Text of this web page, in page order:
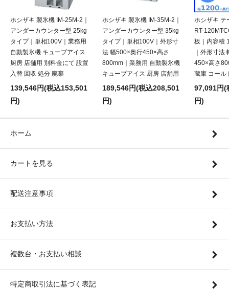
ホシザキ 製氷機 IM-25M-2｜
アンダーカウンター型 25kg
タイプ｜単相100V｜業務用
自動製氷機 キューブアイス
厨房 店舗用 別料金にて 設置
入替 回収 処分 廃棄
139,546円(税込153,501
円)
ホシザキ 製氷機 IM-35M-2｜
アンダーカウンター型 35kg
タイプ｜単相100V｜外形寸
法 幅500×奥行450×高さ
800mm｜業務用 自動製氷機
キューブアイス 厨房 店舗用
189,546円(税込208,501
円)
ホシザキ テ
RT-
板｜内容積
｜外形寸法
450×高さ
蔵庫 コール
97,091円(
円)
ホーム
カートを見る
配送注意事項
お支払い方法
複数台・お支払い相談
特定商取引法に基づく表記